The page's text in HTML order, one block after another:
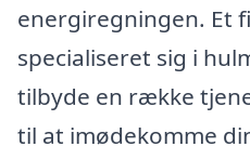
energiregningen. Et
specialiseret sig i
tilbyde en række
til at imødekomme